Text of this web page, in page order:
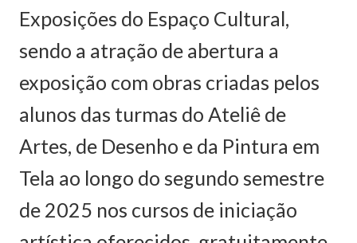
Exposições do Espaço Cultural,
sendo a atração de abertura a
exposição com obras criadas pelos
alunos das turmas do Ateliê de
Artes, de Desenho e da Pintura em
Tela ao longo do segundo semestre
de 2025 nos cursos de iniciação